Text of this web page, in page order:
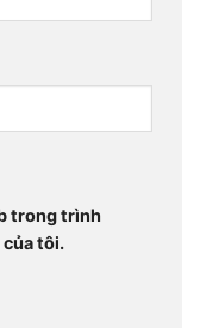
trong trình
của tôi.